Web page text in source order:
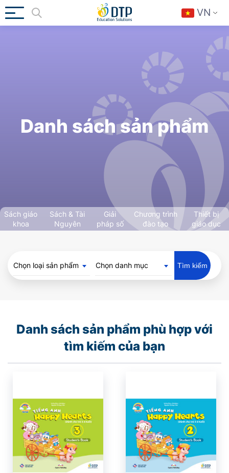
VN
Danh sách sản phẩm
Sách giáo
khoa
Sách & Tài
Nguyên
Giải
pháp số
Chương trình
đào tạo
Thiết bị
giáo dục
Chọn loại sản phẩm Chọn danh mục Tìm kiếm
Danh sách sản phẩm phù hợp với
tìm kiếm của bạn